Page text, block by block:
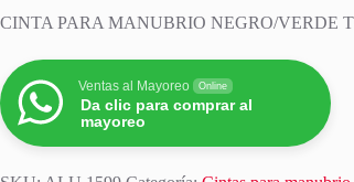
CINTA PARA MANUBRIO NEGRO/VERDE
Ventas al Mayoreo Online
Da clic para comprar al
mayoreo